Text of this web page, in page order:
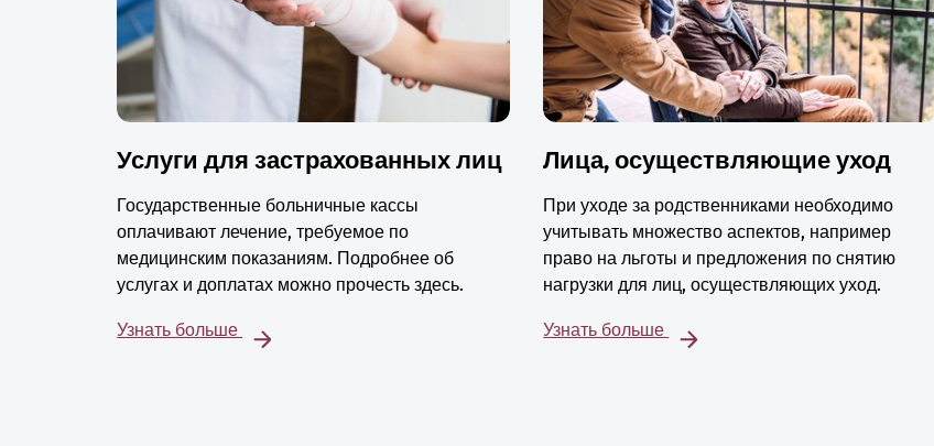
Услуги для застрахованных лиц
Государственные больничные кассы
оплачивают лечение, требуемое по
медицинским показаниям. Подробнее об
услугах и доплатах можно прочесть здесь.
Узнать больше
Лица, осуществляющие уход
При уходе за родственниками необходимо
учитывать множество аспектов, например
право на льготы и предложения по снятию
нагрузки для лиц, осуществляющих уход.
Узнать больше